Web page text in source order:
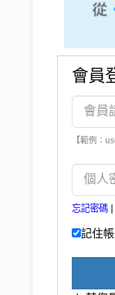
會員
【範例：
忘記密碼
記住